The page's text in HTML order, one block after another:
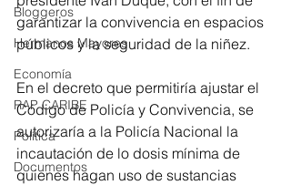
Bloggeros
Hermanos Mayores
Economía
RAP CARIBE
Política
Documentos
garantizar la convivencia en espacios
públicos y la seguridad de la niñez.
En el decreto que permitiría ajustar el
Código de Policía y Convivencia, se
autorizaría a la Policía Nacional la
incautación de lo dosis mínima de
quienes hagan uso de sustancias